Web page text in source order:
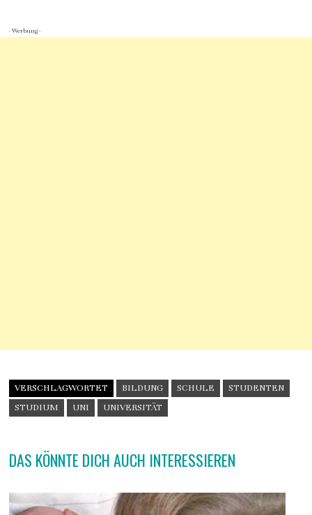
- Werbung -
VERSCHLAGWORTET BILDUNG SCHULE
STUDENTEN
STUDIUM
UNI UNIVERSITÄT
DAS KÖNNTE DICH AUCH INTERESSIEREN